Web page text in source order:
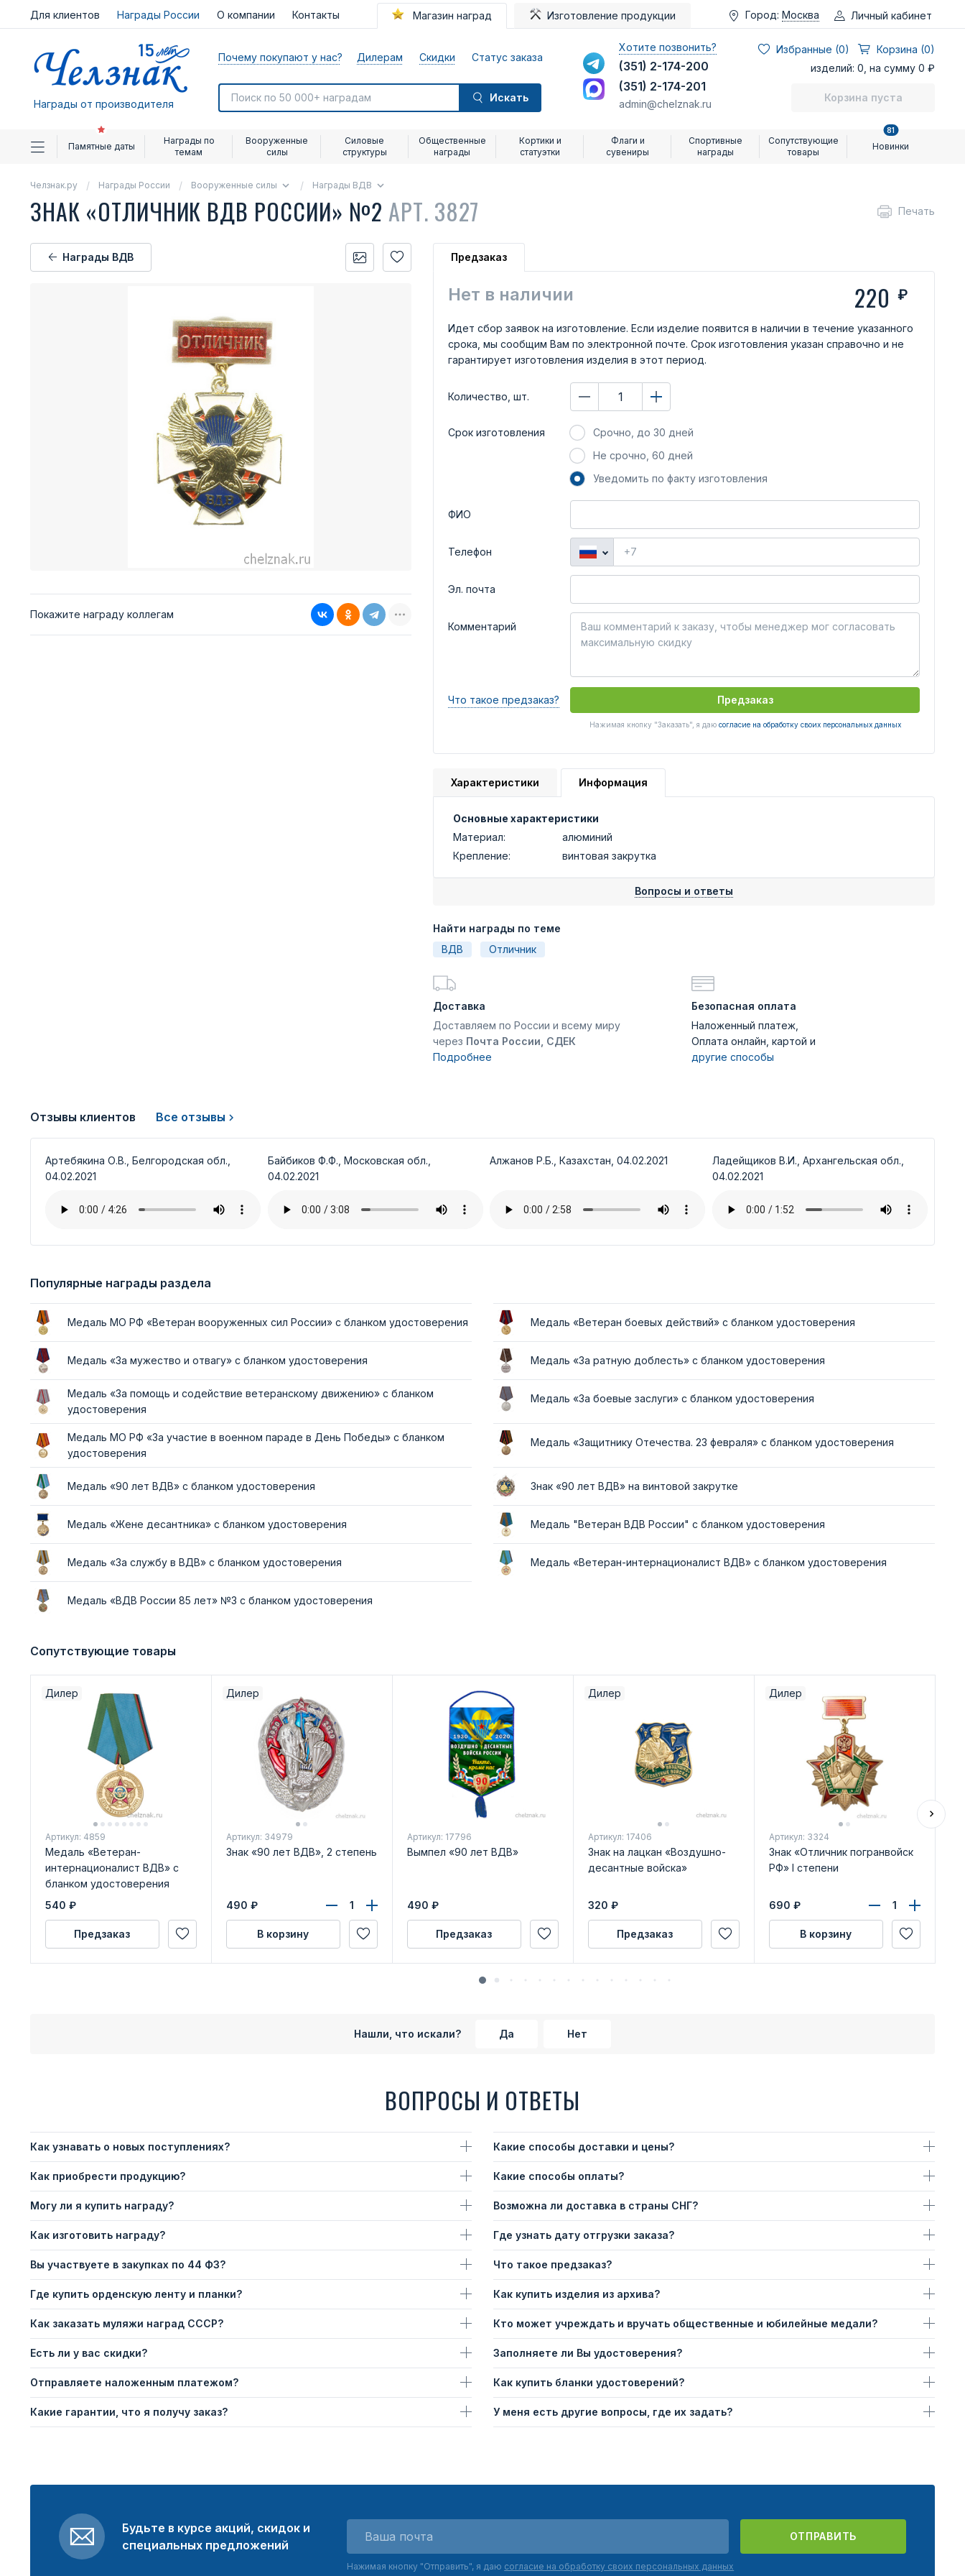
Для клиентов Награды России О компании Контакты Магазин наград Изготовление продукции Город: Москва Личный кабинет
Награды от производителя
Почему покупают у нас? Дилерам Скидки Статус заказа
Искать
Хотите позвонить?
(351) 2-174-200
(351) 2-174-201
admin@chelznak.ru
Избранные (0)
Корзина (0)
изделий: 0, на сумму 0 ₽
Корзина пуста
Памятные даты
Награды по
темам
Вооруженные
силы
Силовые
структуры
Общественные
награды
Кортики и
статуэтки
Флаги и
сувениры
Спортивные
награды
Сопутствующие
товары
Новинки
81
Челзнак.ру Награды России Вооруженные силы Награды ВДВ
ЗНАК «ОТЛИЧНИК ВДВ РОССИИ» №2 АРТ. 3827 Печать
Награды ВДВ
Покажите награду коллегам
Предзаказ
Нет в наличии 220 ₽
Идет сбор заявок на изготовление. Если изделие появится в наличии в течение указанного
срока, мы сообщим Вам по электронной почте. Срок изготовления указан справочно и не
гарантирует изготовления изделия в этот период.
Количество, шт.
Срок изготовления
Срочно, до 30 дней
Не срочно, 60 дней
Уведомить по факту изготовления
ФИО
Телефон
Эл. почта
Комментарий
Что такое предзаказ? Предзаказ
Нажимая кнопку "Заказать", я даю согласие на обработку своих персональных данных
Характеристики Информация
Основные характеристики
Материал:
алюминий
Крепление:
винтовая закрутка
Вопросы и ответы
Найти награды по теме
ВДВ
Отличник
Доставка
Доставляем по России и всему миру
через Почта России, СДЕК
Подробнее
Безопасная оплата
Наложенный платеж,
Оплата онлайн, картой и
другие способы
Отзывы клиентов Все отзывы
Артебякина О.В., Белгородская обл.,
04.02.2021
Байбиков Ф.Ф., Московская обл.,
04.02.2021
Алжанов Р.Б., Казахстан, 04.02.2021
Ладейщиков В.И., Архангельская обл.,
04.02.2021
Популярные награды раздела
Медаль МО РФ «Ветеран вооруженных сил России» с бланком удостоверения Медаль «Ветеран боевых действий» с бланком удостоверения
Медаль «За мужество и отвагу» с бланком удостоверения Медаль «За ратную доблесть» с бланком удостоверения
Медаль «За помощь и содействие ветеранскому движению» с бланком
удостоверения
Медаль «За боевые заслуги» с бланком удостоверения
Медаль МО РФ «За участие в военном параде в День Победы» с бланком
удостоверения
Медаль «Защитнику Отечества. 23 февраля» с бланком удостоверения
Медаль «90 лет ВДВ» с бланком удостоверения Знак «90 лет ВДВ» на винтовой закрутке
Медаль «Жене десантника» с бланком удостоверения Медаль "Ветеран ВДВ России" с бланком удостоверения
Медаль «За службу в ВДВ» с бланком удостоверения Медаль «Ветеран-интернационалист ВДВ» с бланком удостоверения
Медаль «ВДВ России 85 лет» №3 с бланком удостоверения
Сопутствующие товары
Дилер
Артикул: 4859
Медаль «Ветеран-
интернационалист ВДВ» с
бланком удостоверения
540 ₽
Предзаказ
Дилер
Артикул: 34979
Знак «90 лет ВДВ», 2 степень
490 ₽
В корзину
Артикул: 17796
Вымпел «90 лет ВДВ»
490 ₽
Предзаказ
Дилер
Артикул: 17406
Знак на лацкан «Воздушно-
десантные войска»
320 ₽
Предзаказ
Дилер
Артикул: 3324
Знак «Отличник погранвойск
РФ» I степени
690 ₽
В корзину
Нашли, что искали? Да Нет
ВОПРОСЫ И ОТВЕТЫ
Как узнавать о новых поступлениях?
Как приобрести продукцию?
Могу ли я купить награду?
Как изготовить награду?
Вы участвуете в закупках по 44 ФЗ?
Где купить орденскую ленту и планки?
Как заказать муляжи наград СССР?
Есть ли у вас скидки?
Отправляете наложенным платежом?
Какие гарантии, что я получу заказ?
Какие способы доставки и цены?
Какие способы оплаты?
Возможна ли доставка в страны СНГ?
Где узнать дату отгрузки заказа?
Что такое предзаказ?
Как купить изделия из архива?
Кто может учреждать и вручать общественные и юбилейные медали?
Заполняете ли Вы удостоверения?
Как купить бланки удостоверений?
У меня есть другие вопросы, где их задать?
Будьте в курсе акций, скидок и
специальных предложений
ОТПРАВИТЬ
Нажимая кнопку "Отправить", я даю согласие на обработку своих персональных данных